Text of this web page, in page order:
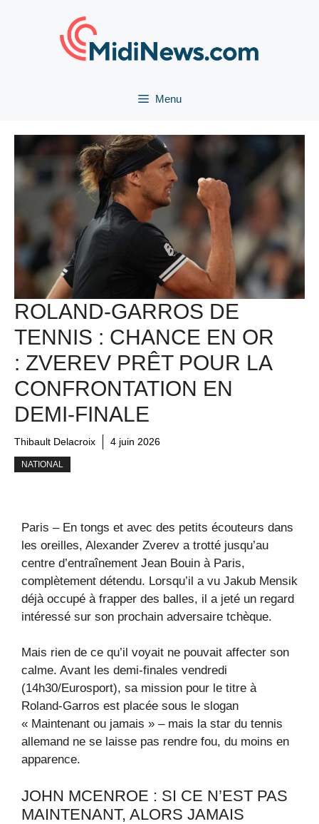
Menu
ROLAND-GARROS DE
TENNIS : CHANCE EN OR
: ZVEREV PRÊT POUR LA
CONFRONTATION EN
DEMI-FINALE
Thibault Delacroix 4 juin 2026
NATIONAL
Paris – En tongs et avec des petits écouteurs dans
les oreilles, Alexander Zverev a trotté jusqu’au
centre d’entraînement Jean Bouin à Paris,
complètement détendu. Lorsqu’il a vu Jakub Mensik
déjà occupé à frapper des balles, il a jeté un regard
intéressé sur son prochain adversaire tchèque.
Mais rien de ce qu’il voyait ne pouvait affecter son
calme. Avant les demi-finales vendredi
(14h30/Eurosport), sa mission pour le titre à
Roland-Garros est placée sous le slogan
« Maintenant ou jamais » – mais la star du tennis
allemand ne se laisse pas rendre fou, du moins en
apparence.
JOHN MCENROE : SI CE N’EST PAS
MAINTENANT, ALORS JAMAIS